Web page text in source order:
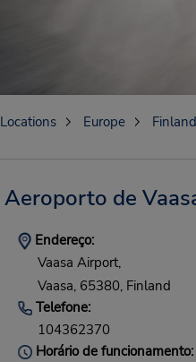
Locations Europe Finland
Aeroporto de
Endereço:
Vaasa Airport,
Vaasa, 65380, Finland
Telefone:
104362370
Horário de funcionamento: